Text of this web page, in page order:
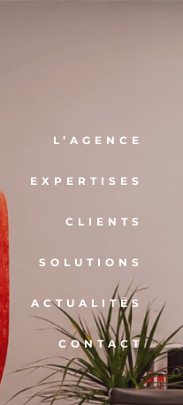
L’AGENCE
EXPERTISES
CLIENTS
SOLUTIONS
ACTUALITÉS
CONTACT